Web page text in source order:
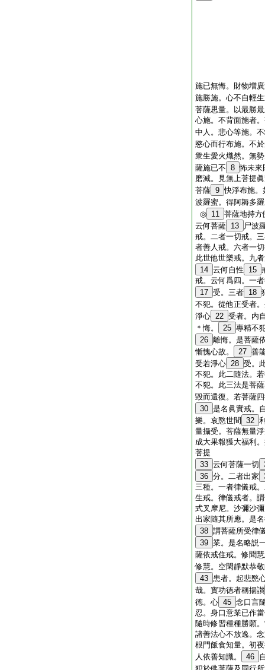
施已無悔。財物増
施勝施。心不自輕
菩薩思量。以最勝
心施。不背面施者
中人。悲心等施。
愍心而行布施。不
衆生愛火熾然。無
薩施已不 8 怖未來
磨滅。見無上菩提
菩薩 9 快淨布施。
波羅蜜。得阿耨多
◎ 11 菩薩地持方
云何菩薩 13 尸波
戒。二者一切戒。
者善人戒。六者一
此世他世樂戒。九
14 云何自性 15
戒。云何爲四。一
17 受。三者 18
不犯。從他正受者
淨心 22 受者。内
＊悔。
25 專精不
26 離悔。是菩薩
慚愧心故。
27 善
受若淨心 28 受。
不犯。此二隨法。
不犯。此三法是菩
毀而還復。若菩薩
30 是名眞實戒。
樂。哀愍世間
32
量攝受。菩薩無量
成大果報獲大福利
菩提
33 云何菩薩一切
36 分。二者出家
三種。一者律儀戒
生戒。律儀戒者。
式叉摩尼。沙彌沙
出家隨其所應。是
38 謂菩薩所受律
39 業。是名略説
薩依戒住戒。修聞
修慧。空閑靜默恭
43 患者。起悲愍
哉。實功徳者稱揚讃
徳。心 45 念口言
忍。身口意業已作
隨時修習種種勝願
諸善法心不放逸。
根門飯食知量。初
人依善知識。
46